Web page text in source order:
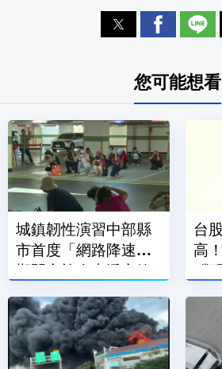
您可能想看
城鎮韌性演習中部縣
市首度「網路降速」
台
高